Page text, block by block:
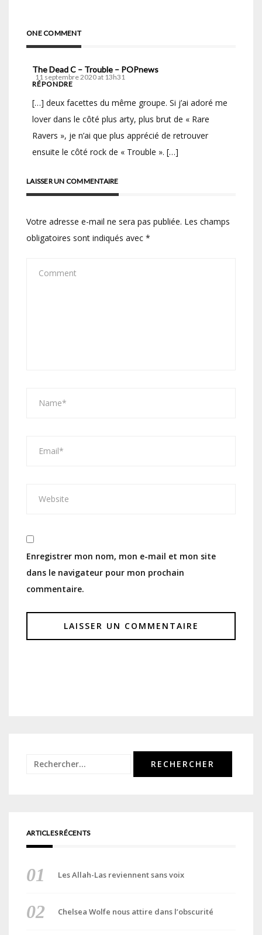
ONE COMMENT
The Dead C – Trouble – POPnews
11 septembre 2020 at 13h31
RÉPONDRE
[…] deux facettes du même groupe. Si j’ai adoré me
lover dans le côté plus arty, plus brut de « Rare
Ravers », je n’ai que plus apprécié de retrouver
ensuite le côté rock de « Trouble ». […]
LAISSER UN COMMENTAIRE
Votre adresse e-mail ne sera pas publiée. Les champs
obligatoires sont indiqués avec *
Enregistrer mon nom, mon e-mail et mon site
dans le navigateur pour mon prochain
commentaire.
Rechercher :
ARTICLES RÉCENTS
Les Allah-Las reviennent sans voix
Chelsea Wolfe nous attire dans l’obscurité